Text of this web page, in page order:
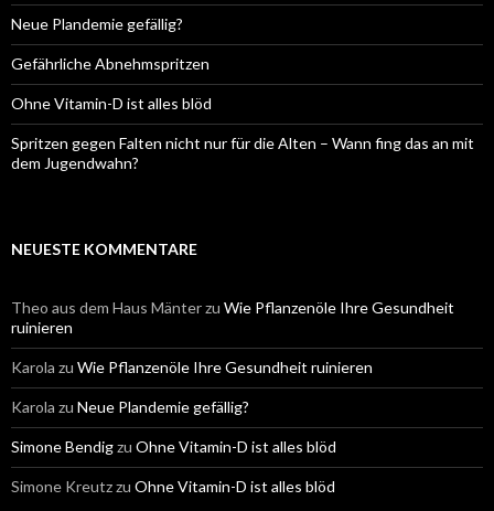
Neue Plandemie gefällig?
Gefährliche Abnehmspritzen
Ohne Vitamin-D ist alles blöd
Spritzen gegen Falten nicht nur für die Alten – Wann fing das an mit
dem Jugendwahn?
NEUESTE KOMMENTARE
Theo aus dem Haus Mänterzu Wie Pflanzenöle Ihre Gesundheit
ruinieren
Karola zu Wie Pflanzenöle Ihre Gesundheit ruinieren
Karola zu Neue Plandemie gefällig?
Simone Bendigzu Ohne Vitamin-D ist alles blöd
Simone Kreutzzu Ohne Vitamin-D ist alles blöd